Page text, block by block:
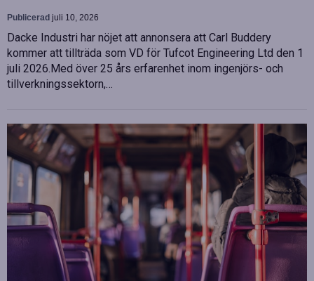
Publicerad juli 10, 2026
Dacke Industri har nöjet att annonsera att Carl Buddery
kommer att tillträda som VD för Tufcot Engineering Ltd den 1
juli 2026.Med över 25 års erfarenhet inom ingenjörs- och
tillverkningssektorn,…